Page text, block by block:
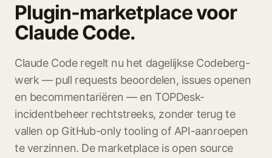
Plugin-marketplace voor
Claude Code.
Claude Code regelt nu het dagelijkse Codeberg-
werk — pull requests beoordelen, issues openen
en becommentariëren — en TOPDesk-
incidentbeheer rechtstreeks, zonder terug te
vallen op GitHub-only tooling of API-aanroepen
te verzinnen. De marketplace is open source